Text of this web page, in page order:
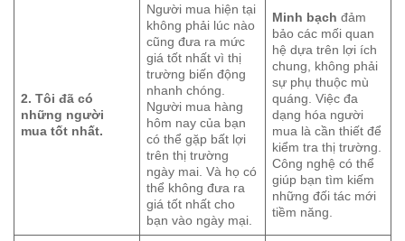
2. Tôi đã có
những người
mua tốt nhất.
Người mua hiện tại
không phải lúc nào
cũng đưa ra mức
giá tốt nhất vì thị
trường biến động
nhanh chóng.
Người mua hàng
hôm nay của bạn
có thể gặp bất lợi
trên thị trường
ngày mai. Và họ có
thể không đưa ra
giá tốt nhất cho
bạn vào ngày mại.
Minh bạch đảm
bảo các mối quan
hệ dựa trên lợi ích
chung, không phải
sự phụ thuộc mù
quáng. Việc đa
dạng hóa người
mua là cần thiết để
kiểm tra thị trường.
Công nghệ có thể
giúp bạn tìm kiếm
những đối tác mới
tiềm năng.